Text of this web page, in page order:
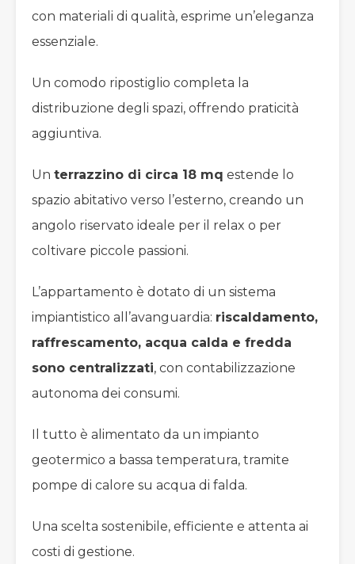
con materiali di qualità, esprime un’eleganza
essenziale.
Un comodo ripostiglio completa la
distribuzione degli spazi, offrendo praticità
aggiuntiva.
Un terrazzino di circa 18 mq estende lo
spazio abitativo verso l’esterno, creando un
angolo riservato ideale per il relax o per
coltivare piccole passioni.
L’appartamento è dotato di un sistema
impiantistico all’avanguardia: riscaldamento,
raffrescamento, acqua calda e fredda
sono centralizzati, con contabilizzazione
autonoma dei consumi.
Il tutto è alimentato da un impianto
geotermico a bassa temperatura, tramite
pompe di calore su acqua di falda.
Una scelta sostenibile, efficiente e attenta ai
costi di gestione.